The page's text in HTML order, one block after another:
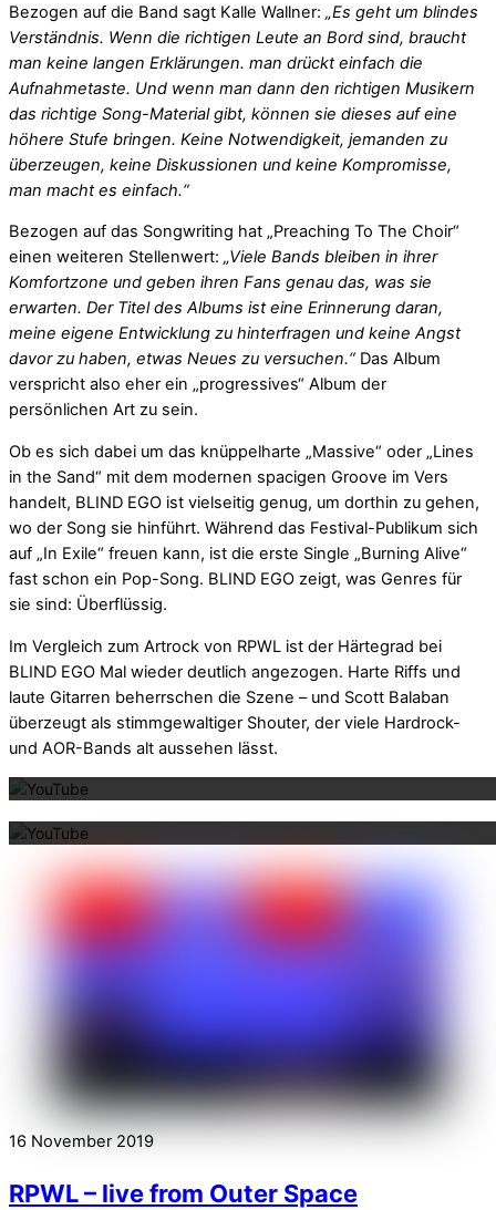
Bezogen auf die Band sagt Kalle Wallner: „Es geht um blindes
Verständnis. Wenn die richtigen Leute an Bord sind, braucht
man keine langen Erklärungen. man drückt einfach die
Aufnahmetaste. Und wenn man dann den richtigen Musikern
das richtige Song-Material gibt, können sie dieses auf eine
höhere Stufe bringen. Keine Notwendigkeit, jemanden zu
überzeugen, keine Diskussionen und keine Kompromisse,
man macht es einfach.“
Bezogen auf das Songwriting hat „Preaching To The Choir“
einen weiteren Stellenwert: „Viele Bands bleiben in ihrer
Komfortzone und geben ihren Fans genau das, was sie
erwarten. Der Titel des Albums ist eine Erinnerung daran,
meine eigene Entwicklung zu hinterfragen und keine Angst
davor zu haben, etwas Neues zu versuchen.“Das Album
verspricht also eher ein „progressives“ Album der
persönlichen Art zu sein.
Ob es sich dabei um das knüppelharte „Massive“ oder „Lines
in the Sand“ mit dem modernen spacigen Groove im Vers
handelt, BLIND EGO ist vielseitig genug, um dorthin zu gehen,
wo der Song sie hinführt. Während das Festival-Publikum sich
auf „In Exile“ freuen kann, ist die erste Single „Burning Alive“
fast schon ein Pop-Song. BLIND EGO zeigt, was Genres für
sie sind: Überflüssig.
Im Vergleich zum Artrock von RPWL ist der Härtegrad bei
BLIND EGO Mal wieder deutlich angezogen. Harte Riffs und
laute Gitarren beherrschen die Szene – und Scott Balaban
überzeugt als stimmgewaltiger Shouter, der viele Hardrock-
und AOR-Bands alt aussehen lässt.
Mit dem
16 November 2019
RPWL – live from Outer Space